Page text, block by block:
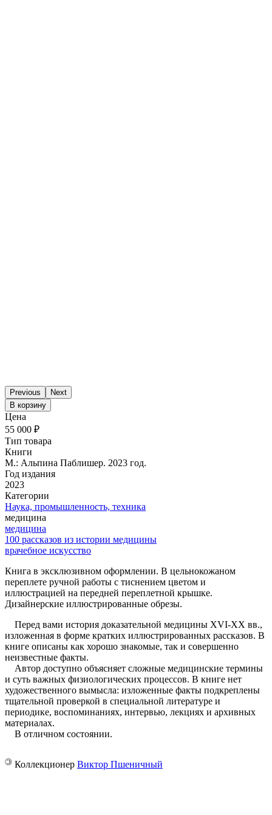
Previous
Next
В корзину
Цена
55 000 ₽
Тип товара
Книги
М.: Альпина Паблишер. 2023 год.
Год издания
2023
Категории
Наука, промышленность, техника
­медицина
­медицина
100 рассказов из истории медицины
врачебное искусство
Книга в эксклюзивном оформлении. В цельнокожаном
переплете ручной работы с тиснением цветом и
иллюстрацией на передней переплетной крышке.
Дизайнерские иллюстрированные обрезы.
Перед вами история доказательной медицины XVI-XX вв.,
изложенная в форме кратких иллюстрированных рассказов. В
книге описаны как хорошо знакомые, так и совершенно
неизвестные факты.
Автор доступно объясняет сложные медицинские термины
и суть важных физиологических процессов. В книге нет
художественного вымысла: изложенные факты подкреплены
тщательной проверкой в специальной литературе и
периодике, воспоминаниях, интервью, лекциях и архивных
материалах.
В отличном состоянии.
© Коллекционер Виктор Пшеничный